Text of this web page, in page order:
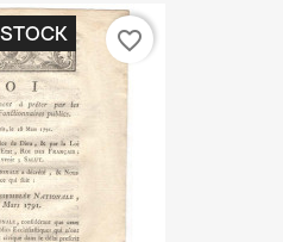
favorite_border